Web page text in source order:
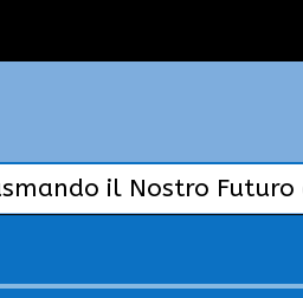
il Nostro